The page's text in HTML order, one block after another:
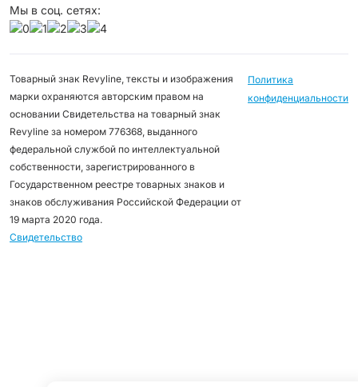
Мы в соц. сетях:
Товарный знак Revyline, тексты и изображения
марки охраняются авторским правом на
основании Свидетельства на товарный знак
Revyline за номером 776368, выданного
федеральной службой по интеллектуальной
собственности, зарегистрированного в
Государственном реестре товарных знаков и
знаков обслуживания Российской Федерации от
19 марта 2020 года.
Свидетельство
Политика
конфиденциальности